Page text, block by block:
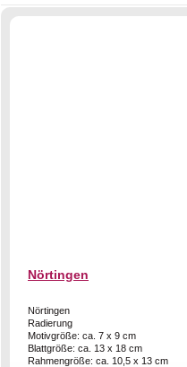
Nörtingen
Nörtingen
Radierung
Motivgröße: ca. 7 x 9 cm
Blattgröße: ca. 13 x 18 cm
Rahmengröße: ca. 10,5 x 13 cm